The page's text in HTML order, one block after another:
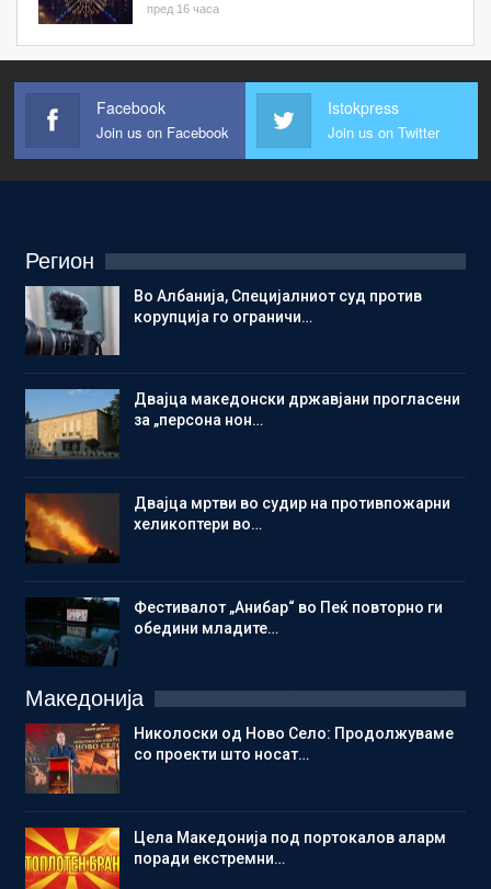
пред 16 часа
Facebook
Join us on Facebook
Istokpress
Join us on Twitter
Регион
Во Албанија, Специјалниот суд против
корупција го ограничи…
Двајца македонски државјани прогласени
за „персона нон…
Двајца мртви во судир на противпожарни
хеликоптери во…
Фестивалот „Анибар“ во Пеќ повторно ги
обедини младите…
Македонија
Николоски од Ново Село: Продолжуваме
со проекти што носат…
Цела Македонија под портокалов аларм
поради екстремни…